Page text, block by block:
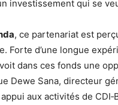
investissement qui se
, ce partenariat est
Forte d’une longue
dans ces fonds une
Dewe Sana, directeur
aux activités de